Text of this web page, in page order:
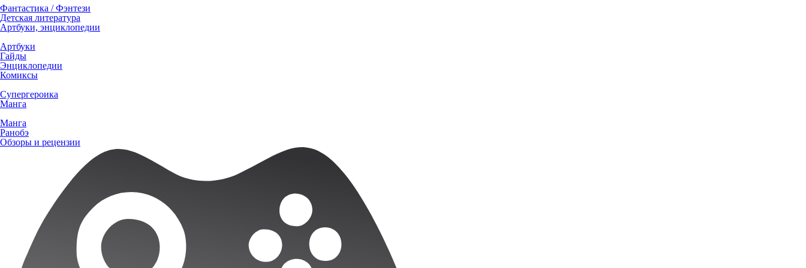
Фантастика / Фэнтези
Детская литература
Артбуки, энциклопедии
Артбуки
Гайды
Энциклопедии
Комиксы
Супергероика
Манга
Манга
Ранобэ
Обзоры и рецензии